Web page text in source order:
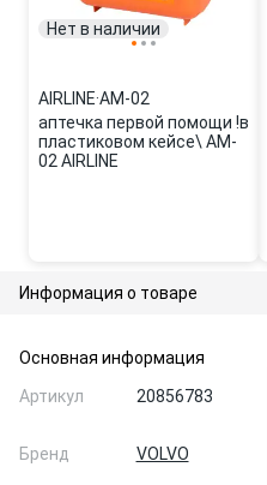
Нет в наличии
AIRLINE·AM-02
аптечка первой помощи !в
пластиковом кейсе\ AM-
02 AIRLINE
Информация о товаре
Основная информация
Артикул
20856783
Бренд VOLVO